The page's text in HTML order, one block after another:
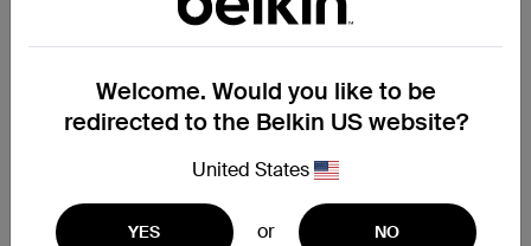
保証対象製品の交換が必要で
すか？
保証交換申請フォームにご記入いただけれ
ば、サポートチームより手続きのご案内を
保証交換を申請
Welcome. Would you like to be
redirected to the Belkin US website?
United States
YES or NO